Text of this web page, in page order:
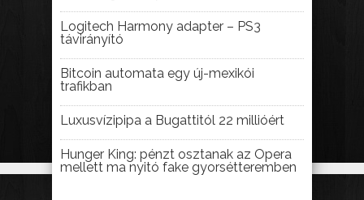
Logitech Harmony adapter – PS3
távirányító
Bitcoin automata egy új-mexikói
trafikban
Luxusvízipipa a Bugattitól 22 millióért
Hunger King: pénzt osztanak az Opera
mellett ma nyitó fake gyorsétteremben